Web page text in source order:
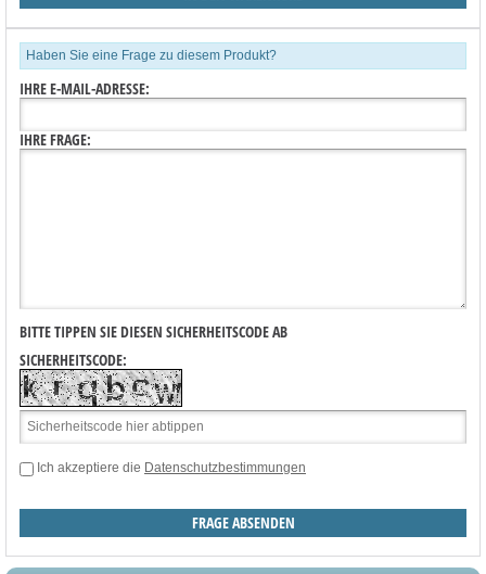
Haben Sie eine Frage zu diesem Produkt?
IHRE E-MAIL-ADRESSE:
IHRE FRAGE:
BITTE TIPPEN SIE DIESEN SICHERHEITSCODE AB
SICHERHEITSCODE:
Ich akzeptiere die Datenschutzbestimmungen